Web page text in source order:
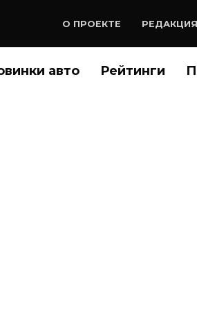
О ПРОЕКТЕ
авто Рейтинги